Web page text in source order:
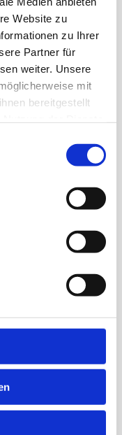
Website zu
zu Ihrer
Partner für
weiter. Unsere
mit
bereitgestellt
und
-